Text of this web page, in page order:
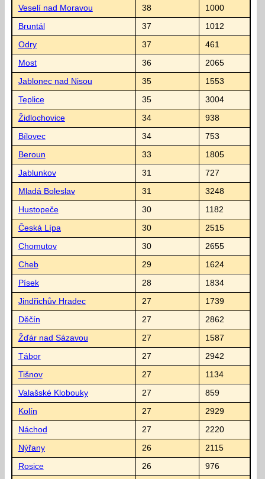
Veselí nad Moravou 38 1000
Bruntál 37 1012
Odry 37 461
Most 36 2065
Jablonec nad Nisou 35 1553
Teplice 35 3004
Židlochovice 34 938
Bílovec 34 753
Beroun 33 1805
Jablunkov 31 727
Mladá Boleslav 31 3248
Hustopeče 30 1182
Česká Lípa 30 2515
Chomutov 30 2655
Cheb 29 1624
Písek 28 1834
Jindřichův Hradec 27 1739
Děčín 27 2862
Žďár nad Sázavou 27 1587
Tábor 27 2942
Tišnov 27 1134
Valašské Klobouky 27 859
Kolín 27 2929
Náchod 27 2220
Nýřany 26 2115
Rosice 26 976